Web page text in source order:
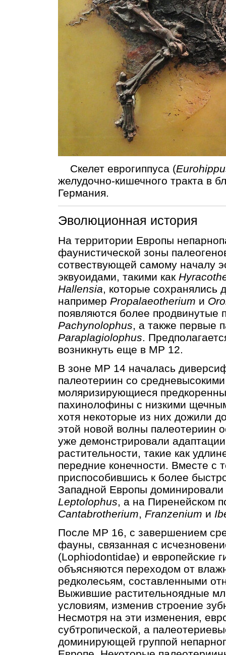
Скелет еврогиппуса (
желудочно-кишечного тракта в
Германия.
Эволюционная история
На территории Европы
фаунистической зоны
сотвествующей самому началу
эквуоидами, такими как
Hallensia, которые сохранялись
например Propalaeotherium и
появляются более продвинутые
Pachynolophus, а также первые
Paraplagiolophus.
возникнуть еще в MP 12.
В зоне MP 14 началась
палеотериин со
моляризирующиеся
пахинолофины с низкими
хотя некоторые из них дожили
этой новой волны палеотериин
уже демонстрировали
растительности, такие как
передние конечности. Вместе с
приспособившись к более
Западной Европы доминировали
Leptolophus, а на Пиренейском
Cantabrotherium, Franzenium и
После MP 16, с завершением
фауны, связанная с
(Lophiodontidae) и европейские
объясняются переходом от
редколесьям, составленными
Выжившие растительноядные
условиям, изменив строение
Несмотря на эти изменения,
субтропической, а
доминирующей группой